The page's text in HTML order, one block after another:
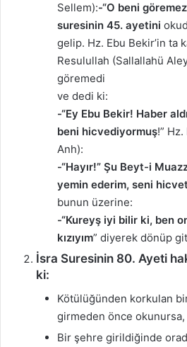
Sellem):-“O beni
suresinin 45. ayetini
gelip. Hz. Ebu Bekir’in ta
Resulullah (Sallallahü
göremedi
ve dedi ki:
-“Ey Ebu Bekir! Haber
beni hicvediyormuş!”
Anh):
-“Hayır!” Şu Beyt-i
yemin ederim, seni
bunun üzerine:
-“Kureyş iyi bilir ki, ben
kızıyım” diyerek dönüp
İsra Suresinin 80. Ayeti
ki:
Kötülüğünden korkulan
girmeden önce
Bir şehre girildiğinde